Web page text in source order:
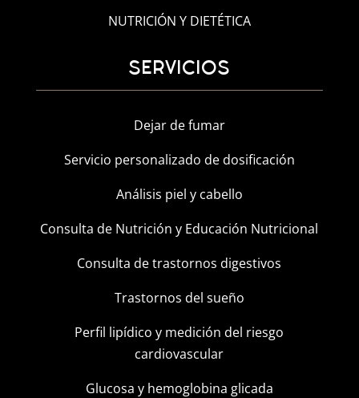
NUTRICIÓN Y DIETÉTICA
SERVICIOS
Dejar de fumar
Servicio personalizado de dosificación
Análisis piel y cabello
Consulta de Nutrición y Educación Nutricional
Consulta de trastornos digestivos
Trastornos del sueño
Perfil lipídico y medición del riesgo
cardiovascular
Glucosa y hemoglobina glicada